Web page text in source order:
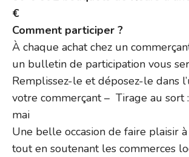
€
Comment participer ?
À chaque achat chez un
un bulletin de participation vous
Remplissez-le et déposez-le dans
votre commerçant – Tirage au sort
mai
Une belle occasion de faire plaisir
tout en soutenant les commerces